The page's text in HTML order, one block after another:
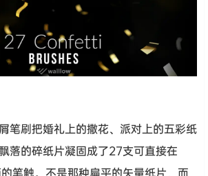
笔刷把婚礼上的撒花、派对上的五彩纸
落的碎纸片凝固成了27支可直接在
笔触。不是那种扁平的矢量纸片，而